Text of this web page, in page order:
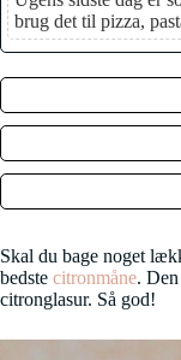
brug det til pizza,
Skal du bage noget
bedste citronmåne.
citronglasur. Så god!